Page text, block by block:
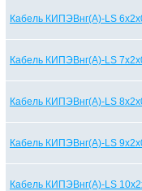
Кабель КИПЭВнг(А)-LS
Кабель КИПЭВнг(А)-LS
Кабель КИПЭВнг(А)-LS
Кабель КИПЭВнг(А)-LS
Кабель КИПЭВнг(А)-LS